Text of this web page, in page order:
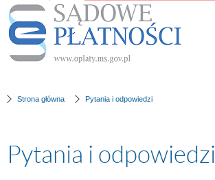
Strona główna Pytania i odpowiedzi
Pytania i odpowiedzi